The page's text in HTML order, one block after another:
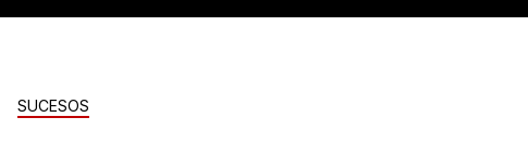
SUCESOS